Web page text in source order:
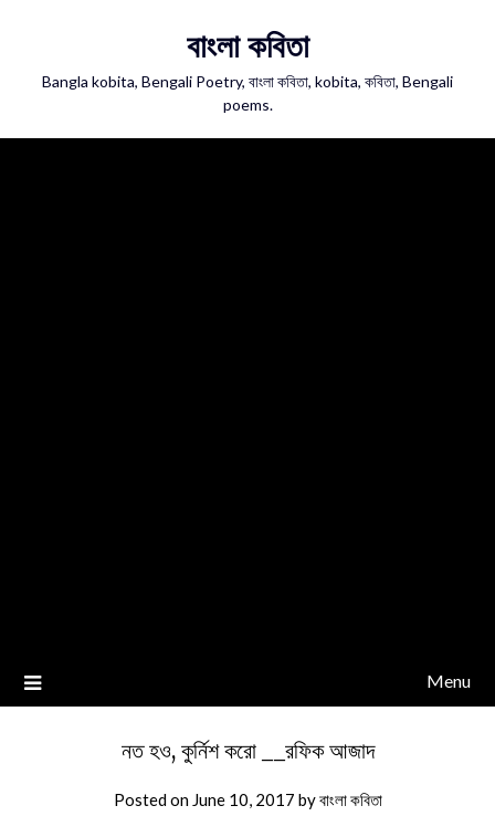
বাংলা কবিতা
Bangla kobita, Bengali Poetry, বাংলা কবিতা, kobita, কবিতা, Bengali
poems.
Menu
নত হও, কুর্নিশ করো __রফিক আজাদ
Posted on June 10, 2017 byবাংলা কবিতা